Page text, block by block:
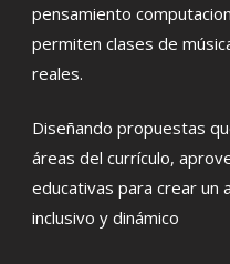
pensamiento
permiten clases de
reales.
Diseñando propuestas
áreas del currículo,
educativas para crear un
inclusivo y dinámico